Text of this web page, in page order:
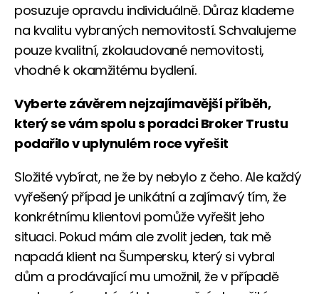
posuzuje opravdu individuálně. Důraz klademe
na kvalitu vybraných nemovitostí. Schvalujeme
pouze kvalitní, zkolaudované nemovitosti,
vhodné k okamžitému bydlení.
Vyberte závěrem nejzajímavější příběh,
který se vám spolu s poradci Broker Trustu
podařilo v uplynulém roce vyřešit
Složité vybírat, ne že by nebylo z čeho. Ale každý
vyřešený případ je unikátní a zajímavý tím, že
konkrétnímu klientovi pomůže vyřešit jeho
situaci. Pokud mám ale zvolit jeden, tak mě
napadá klient na Šumpersku, který si vybral
dům a prodávající mu umožnil, že v případě